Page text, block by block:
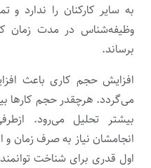
به سایر کارکنان را ندارد و
وظیفه‌شناس در مدت زمان
برساند.
افزایش حجم کاری باعث
می‌گردد. هرچقدر حجم کارها
بیشتر تحلیل می‌رود.
انجامشان نیاز به صرف زمان
اول قدری برای شناخت